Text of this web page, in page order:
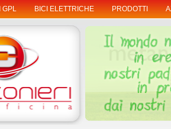
GPL BICI ELETTRICHE PRODOTTI